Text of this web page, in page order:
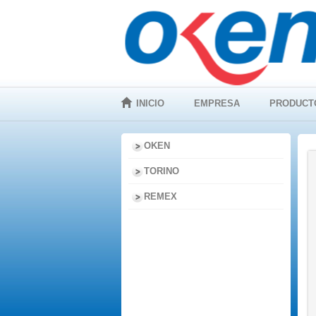
INICIO EMPRESA
OKEN
TORINO
REMEX